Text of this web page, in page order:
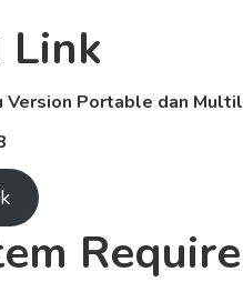
Link
Portable dan